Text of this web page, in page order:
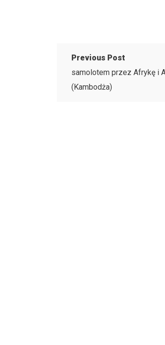
Previous Post
samolotem przez Afrykę i
(Kambodża)